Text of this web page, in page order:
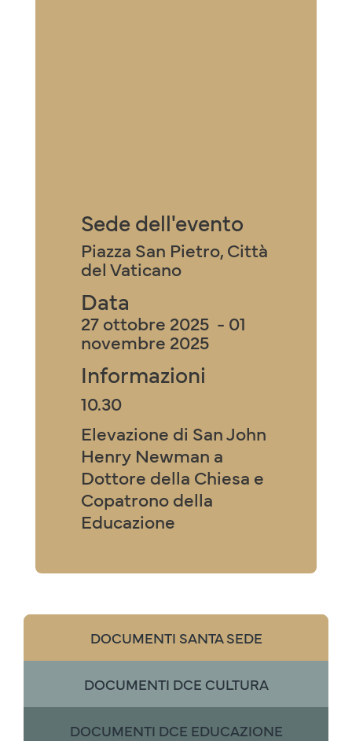
Sede dell'evento
Piazza San Pietro, Città
del Vaticano
Data
27 ottobre 2025 - 01
novembre 2025
Informazioni
10.30
Elevazione di San John
Henry Newman a
Dottore della Chiesa e
Copatrono della
Educazione
DOCUMENTI SANTA SEDE
DOCUMENTI DCE CULTURA
DOCUMENTI DCE EDUCAZIONE